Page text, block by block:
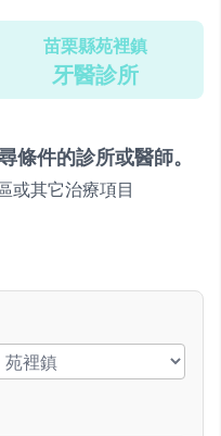
苗栗縣苑裡鎮
牙醫診所
條件的診所或醫師。
或其它治療項目